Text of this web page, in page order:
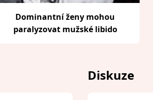
Dominantní ženy mohou
paralyzovat mužské libido
Diskuze